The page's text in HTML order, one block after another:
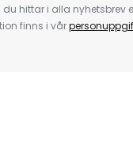
hittar i alla nyhetsbrev
finns i vår